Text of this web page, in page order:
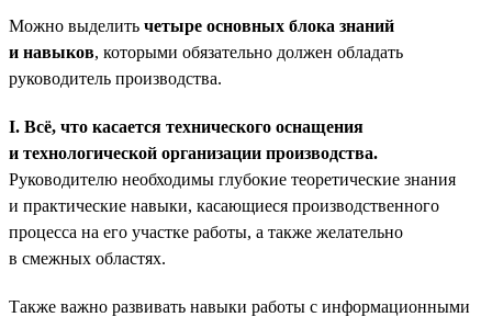
Можно выделить четыре основных блока знаний
и навыков, которыми обязательно должен обладать
руководитель производства.
I. Всё, что касается технического оснащения
и технологической организации производства.
Руководителю необходимы глубокие теоретические знания
и практические навыки, касающиеся производственного
процесса на его участке работы, а также желательно
в смежных областях.
Также важно развивать навыки работы с информационными